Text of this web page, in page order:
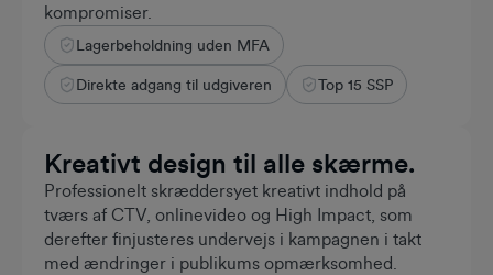
kompromiser.
~1b
MÅNEDLIGE UNIKKE BESØGERE
Lagerbeholdning uden MFA
Direkte adgang til udgiveren Top 15 SSP
Kreativt design til alle skærme.
Professionelt skræddersyet kreativt indhold på
tværs af CTV, onlinevideo og High Impact, som
derefter finjusteres undervejs i kampagnen i takt
med ændringer i publikums opmærksomhed.